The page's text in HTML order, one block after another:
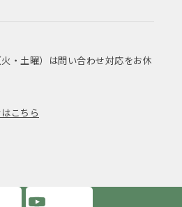
・土曜）は問い合わせ対応をお休
こちら